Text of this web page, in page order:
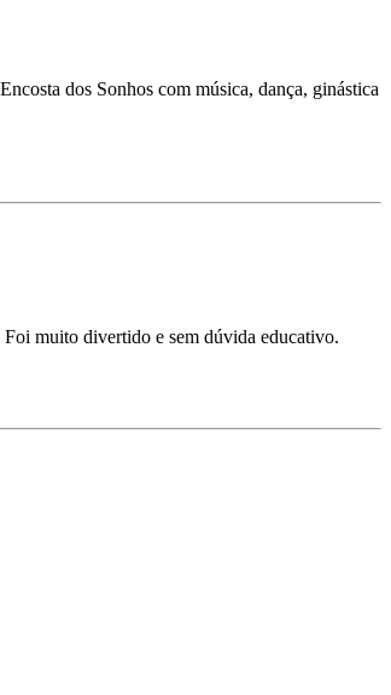
dos Sonhos com música, dança, ginástica
muito divertido e sem dúvida educativo.